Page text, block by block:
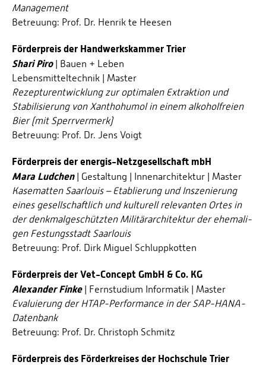
Management
Betreuung: Prof. Dr. Henrik te Heesen
Förderpreis der Handwerkskammer Trier
Shari Piro | Bauen + Leben
Lebensmitteltechnik | Master
Rezepturentwicklung zur optimalen Extraktion und
Stabilisierung von Xanthohumol in einem alkoholfreien
Bier (mit Sperrvermerk)
Betreuung: Prof. Dr. Jens Voigt
Förderpreis der energis-Netzgesellschaft mbH
Mara Ludchen | Gestaltung | Innenarchitektur | Master
Kasematten Saarlouis – Etablierung und Inszenierung
eines gesellschaftlich und kulturell relevanten Ortes in
der denkmalgeschützten Militärarchitektur der ehemali­
gen Festungsstadt Saarlouis
Betreuung: Prof. Dirk Miguel Schluppkotten
Förderpreis der Vet-Concept GmbH & Co. KG
Alexander Finke | Fernstudium Informatik | Master
Evaluierung der HTAP-Performance in der SAP-HANA-
Datenbank
Betreuung: Prof. Dr. Christoph Schmitz
Förderpreis des Förderkreises der Hochschule Trier